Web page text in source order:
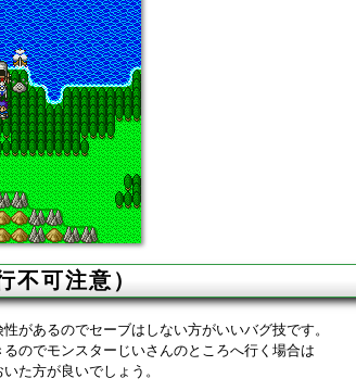
不可注意）
があるのでセーブはしない方がいいバグ技です。
るのでモンスターじいさんのところへ行く場合は
た方が良いでしょう。